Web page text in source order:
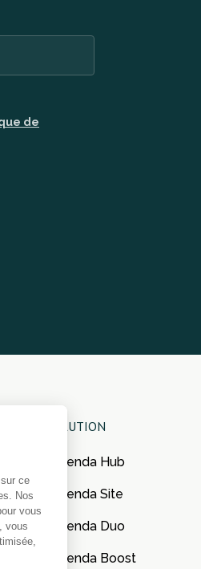
de
SOLUTION
Catenda Hub
Catenda Site
Catenda Duo
Catenda Boost